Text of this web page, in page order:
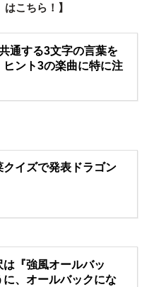
こちら！】
通する3文字の言葉を
ヒント3の楽曲に特に注
クイズで発表ドラゴン
は『強風オールバッ
に、オールバックにな